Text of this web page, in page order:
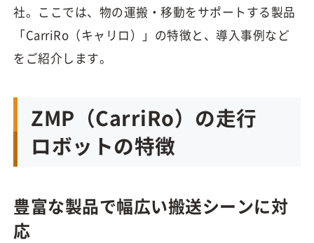
社。ここでは、物の運搬・移動をサポートする製品
「CarriRo（キャリロ）」の特徴と、導入事例など
をご紹介します。
ZMP（CarriRo）の走行
ロボットの特徴
豊富な製品で幅広い搬送シーンに対
応